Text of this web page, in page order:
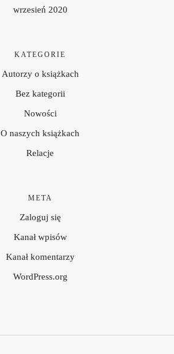
wrzesień 2020
KATEGORIE
Autorzy o książkach
Bez kategorii
Nowości
O naszych książkach
Relacje
META
Zaloguj się
Kanał wpisów
Kanał komentarzy
WordPress.org